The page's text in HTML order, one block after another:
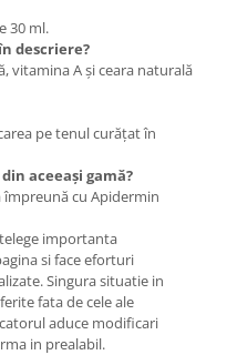
30 ml.
descriere?
vitamina A și ceara naturală
pe tenul curățat în
aceeași gamă?
împreună cu Apidermin
importanta
si face eforturi
Singura situatie in
fata de cele ale
aduce modificari
in prealabil.